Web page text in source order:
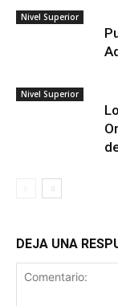
Nivel Superior
Nivel Superior
DEJA UNA